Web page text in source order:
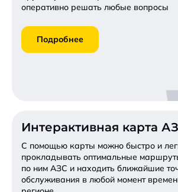
оперативно решать любые вопросы
Подробнее
Интерактивная карта
С помощью карты можно быстро и
прокладывать оптимальные
по ним АЗС и находить ближайшие
обслуживания в любой момент